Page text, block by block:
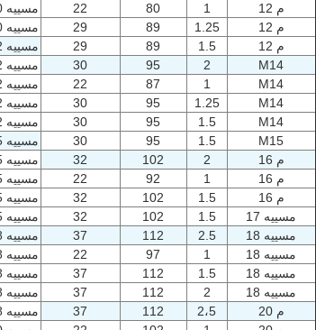
م 12
1
80
22 مسييه 40
م 12
1.25
89
29 مسييه 40
م 12
1.5
89
29 مسييه 42
M14
2
95
30 مسييه 42
M14
1
87
22 مسييه 42
M14
1.25
95
30 مسييه 42
M14
1.5
95
30 مسييه 42
M15
1.5
95
30 مسييه 45
م 16
2
102
32 مسييه 45
م 16
1
92
22 مسييه 45
م 16
1.5
102
32 مسييه 45
مسييه 17
1.5
102
32 مسييه 45
مسييه 18
2.5
112
37 مسييه 48
مسييه 18
1
97
22 مسييه 48
مسييه 18
1.5
112
37 مسييه 48
مسييه 18
2
112
37 مسييه 48
م 20
2،5 112
37 مسييه 48